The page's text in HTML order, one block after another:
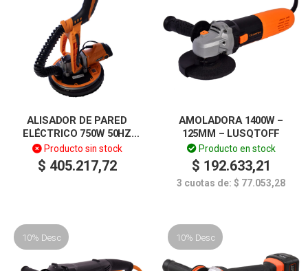
ALISADOR DE PARED
ELÉCTRICO 750W 50HZ
LUSQTOFF
Producto sin stock
$ 405.217,72
AMOLADORA 1400W –
125MM – LUSQTOFF
Producto en stock
$ 192.633,21
3 cuotas de: $ 77.053,28
10% Desc 10% Desc